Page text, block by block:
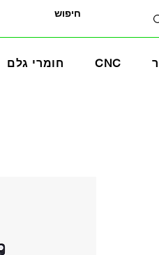
חומרי גלם CNC